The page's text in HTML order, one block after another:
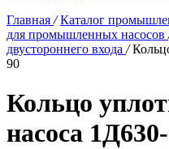
Главная / Каталог
для промышленных насосов
двустороннего входа /
90
Кольцо
насоса